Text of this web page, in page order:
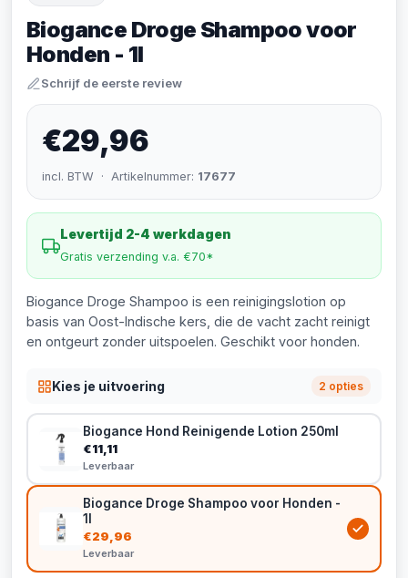
Biogance Droge Shampoo voor
Honden - 1l
Schrijf de eerste review
€29,96
incl. BTW · Artikelnummer: 17677
Levertijd 2-4 werkdagen
Gratis verzending v.a. €70*
Biogance Droge Shampoo is een reinigingslotion op
basis van Oost-Indische kers, die de vacht zacht reinigt
en ontgeurt zonder uitspoelen. Geschikt voor honden.
Kies je uitvoering 2 opties
Biogance Hond Reinigende Lotion 250ml
€11,11
Leverbaar
Biogance Droge Shampoo voor Honden -
1l
€29,96
Leverbaar